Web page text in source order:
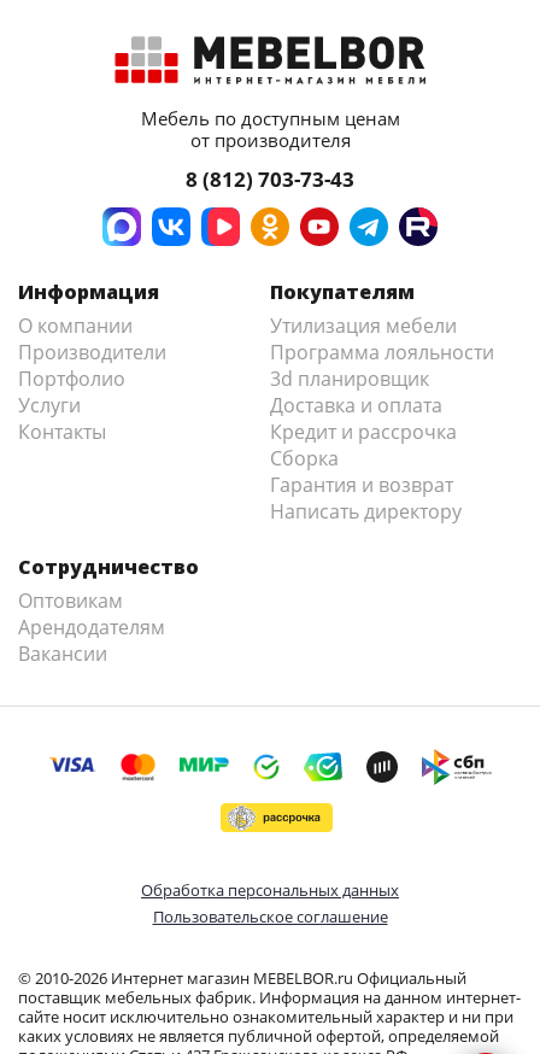
Мебель по доступным ценам
от производителя
8 (812) 703-73-43
Информация
О компании
Производители
Портфолио
Услуги
Контакты
Покупателям
Утилизация мебели
Программа лояльности
3d планировщик
Доставка и оплата
Кредит и рассрочка
Сборка
Гарантия и возврат
Написать директору
Сотрудничество
Оптовикам
Арендодателям
Вакансии
© 2010-2026 Интернет магазин MEBELBOR.ru Официальный
поставщик мебельных фабрик. Информация на данном интернет-
сайте носит исключительно ознакомительный характер и ни при
каких условиях не является публичной офертой, определяемой
Обработка персональных данных
Пользовательское соглашение